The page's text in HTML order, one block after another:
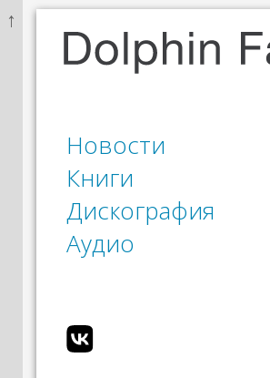
↑
Новости
Книги
Дискография
Аудио